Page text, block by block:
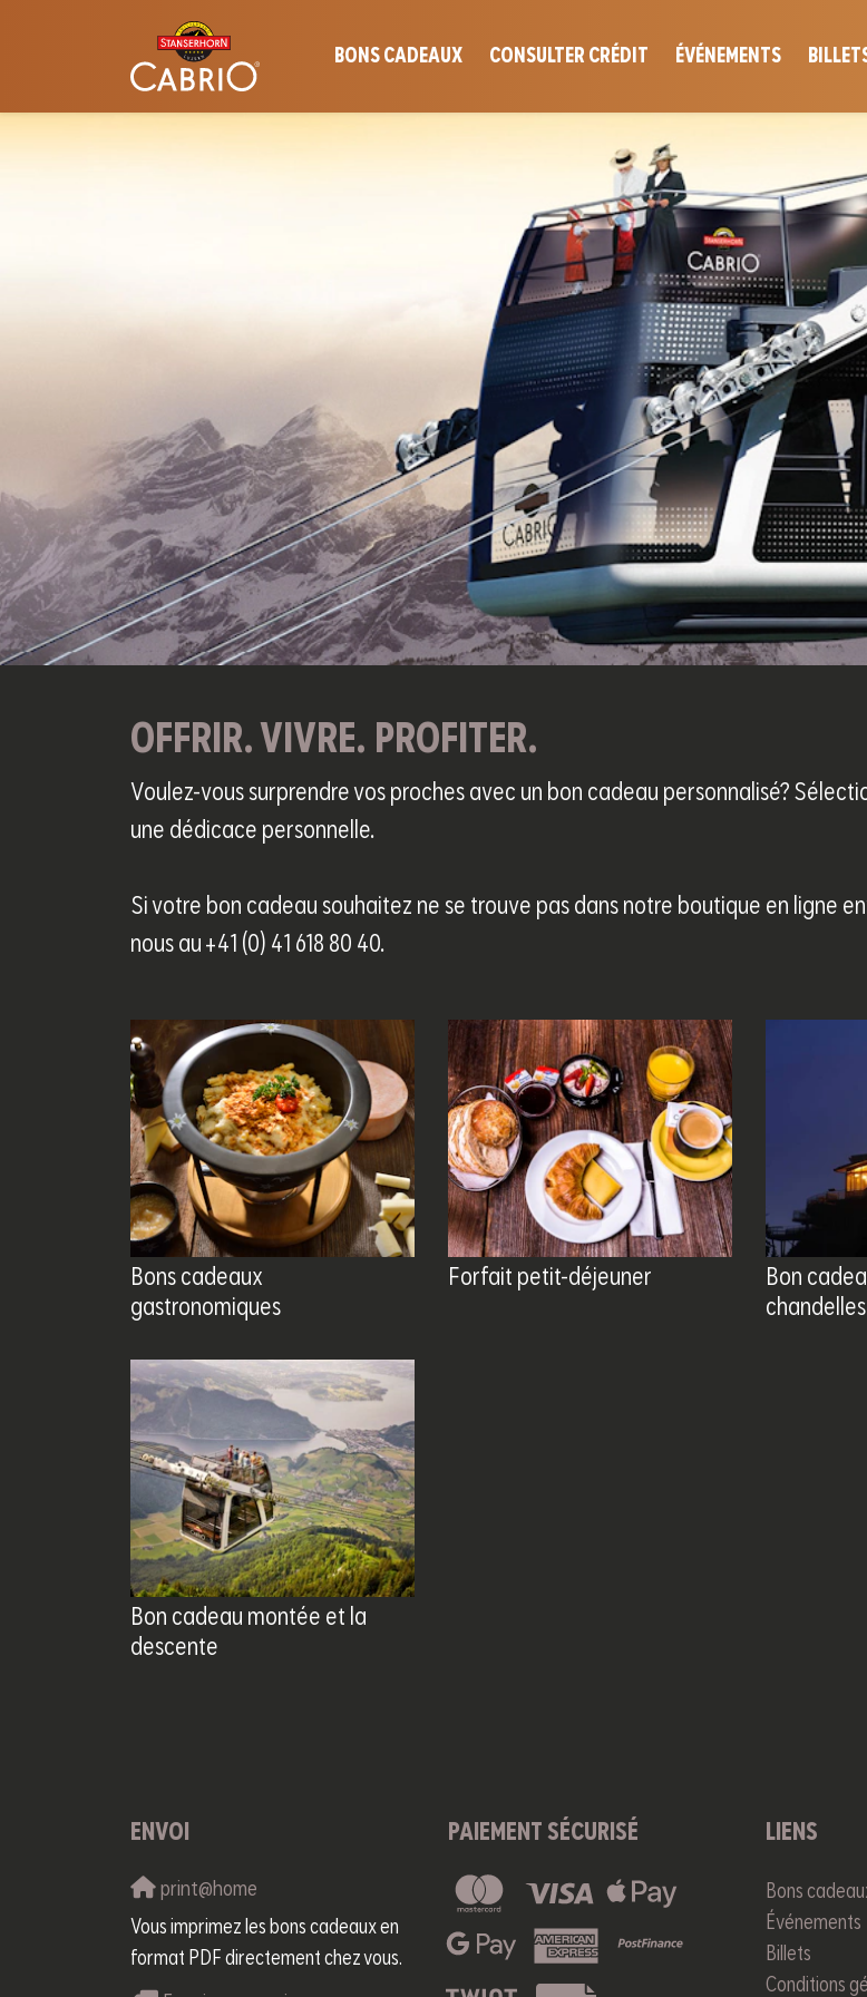
BONS CADEAUX CONSULTER CRÉDIT ÉVÉNEMENTS
OFFRIR. VIVRE. PROFITER.
Voulez-vous surprendre vos proches avec un bon cadeau personnalisé?
une dédicace personnelle.
Si votre bon cadeau souhaitez ne se trouve pas dans notre boutique en ligne
nous au +41 (0) 41 618 80 40.
Bons cadeaux
gastronomiques
Forfait petit-déjeuner
Bon
chandelles
Bon cadeau montée et la
descente
ENVOI
print@home
Vous imprimez les bons cadeaux en
format PDF directement chez vous.
PAIEMENT SÉCURISÉ LIENS
Bons
Événements
Billets
Conditions